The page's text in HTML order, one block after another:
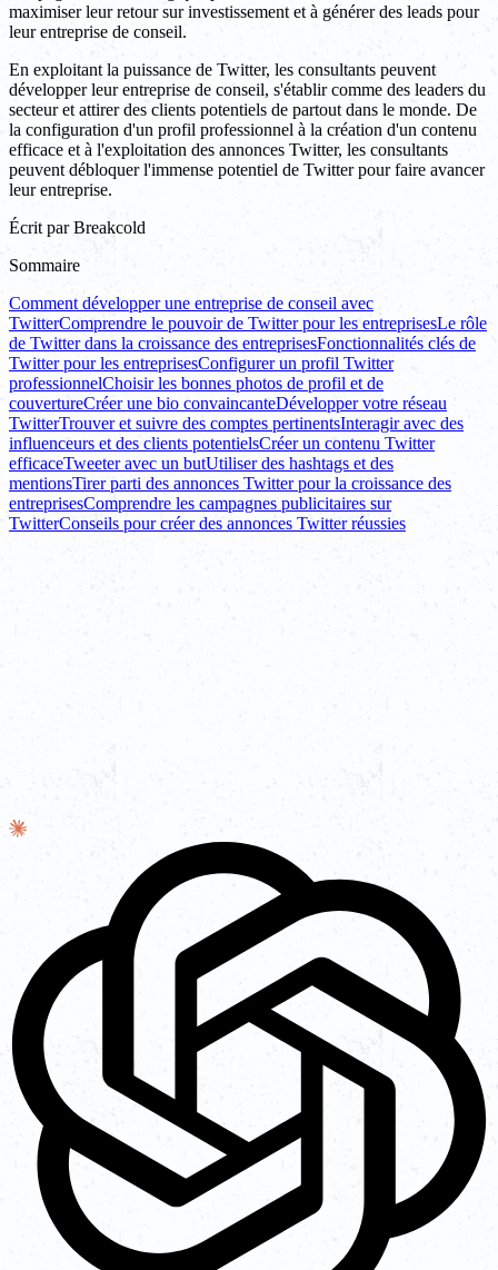
maximiser leur retour sur investissement et à générer des leads pour
leur entreprise de conseil.
En exploitant la puissance de Twitter, les consultants peuvent
développer leur entreprise de conseil, s'établir comme des leaders du
secteur et attirer des clients potentiels de partout dans le monde. De
la configuration d'un profil professionnel à la création d'un contenu
efficace et à l'exploitation des annonces Twitter, les consultants
peuvent débloquer l'immense potentiel de Twitter pour faire avancer
leur entreprise.
Écrit par Breakcold
Sommaire
Comment développer une entreprise de conseil avec
TwitterComprendre le pouvoir de Twitter pour les entreprisesLe rôle
de Twitter dans la croissance des entreprisesFonctionnalités clés de
Twitter pour les entreprisesConfigurer un profil Twitter
professionnelChoisir les bonnes photos de profil et de
couvertureCréer une bio convaincanteDévelopper votre réseau
TwitterTrouver et suivre des comptes pertinentsInteragir avec des
influenceurs et des clients potentielsCréer un contenu Twitter
efficaceTweeter avec un butUtiliser des hashtags et des
mentionsTirer parti des annonces Twitter pour la croissance des
entreprisesComprendre les campagnes publicitaires sur
TwitterConseils pour créer des annonces Twitter réussies